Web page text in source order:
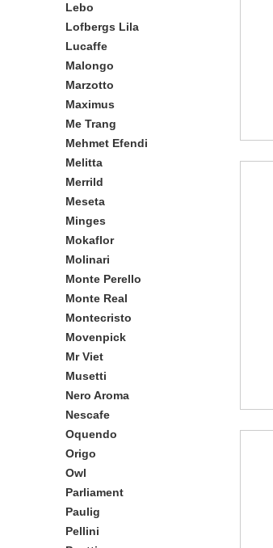
Lebo
Lofbergs Lila
Lucaffe
Malongo
Marzotto
Maximus
Me Trang
Mehmet Efendi
Melitta
Merrild
Meseta
Minges
Mokaflor
Molinari
Monte Perello
Monte Real
Montecristo
Movenpick
Mr Viet
Musetti
Nero Aroma
Nescafe
Oquendo
Origo
Owl
Parliament
Paulig
Pellini